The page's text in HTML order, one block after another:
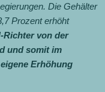
Die Gehälter
Prozent erhöht
Richter von der
und somit im
Erhöhung